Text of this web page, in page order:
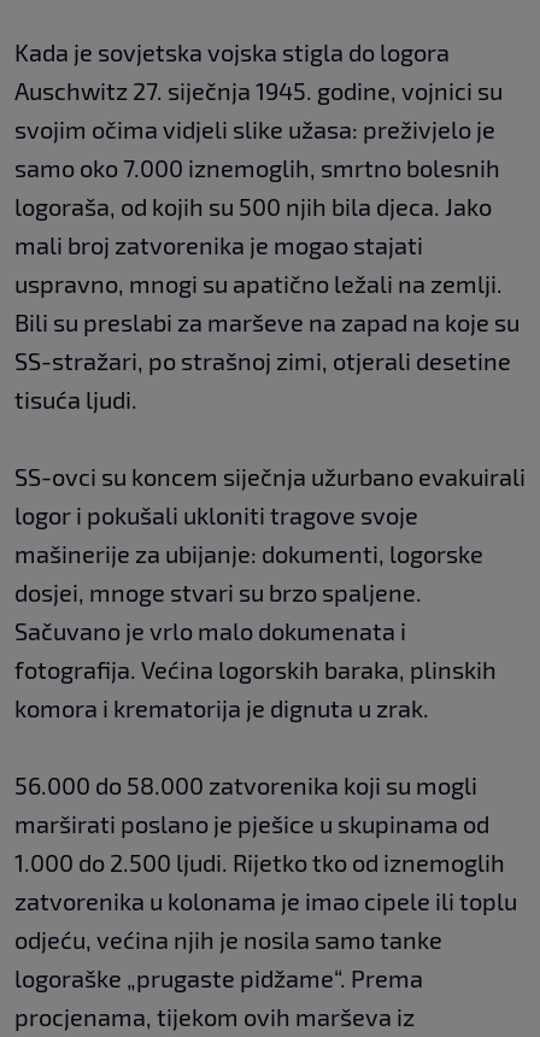
Kada je sovjetska vojska stigla do logora
Auschwitz 27. siječnja 1945. godine, vojnici su
svojim očima vidjeli slike užasa: preživjelo je
samo oko 7.000 iznemoglih, smrtno bolesnih
logoraša, od kojih su 500 njih bila djeca. Jako
mali broj zatvorenika je mogao stajati
uspravno, mnogi su apatično ležali na zemlji.
Bili su preslabi za marševe na zapad na koje su
SS-stražari, po strašnoj zimi, otjerali desetine
tisuća ljudi.
SS-ovci su koncem siječnja užurbano evakuirali
logor i pokušali ukloniti tragove svoje
mašinerije za ubijanje: dokumenti, logorske
dosjei, mnoge stvari su brzo spaljene.
Sačuvano je vrlo malo dokumenata i
fotografija. Većina logorskih baraka, plinskih
komora i krematorija je dignuta u zrak.
56.000 do 58.000 zatvorenika koji su mogli
marširati poslano je pješice u skupinama od
1.000 do 2.500 ljudi. Rijetko tko od iznemoglih
zatvorenika u kolonama je imao cipele ili toplu
odjeću, većina njih je nosila samo tanke
logoraške „prugaste pidžame“. Prema
procjenama, tijekom ovih marševa iz